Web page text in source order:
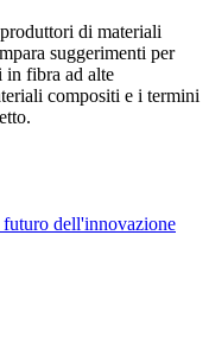
di materiali
suggerimenti per
in fibra ad alte
compositi e i termini
dell'innovazione